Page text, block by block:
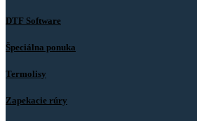
DTF Software
Špeciálna ponuka
Termolisy
Zapekacie rúry